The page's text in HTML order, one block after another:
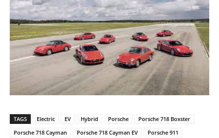
TAGS Electric EV Hybrid Porsche
Porsche 718 Boxster
Porsche 718 Cayman
Porsche 718 Cayman EV
Porsche 911